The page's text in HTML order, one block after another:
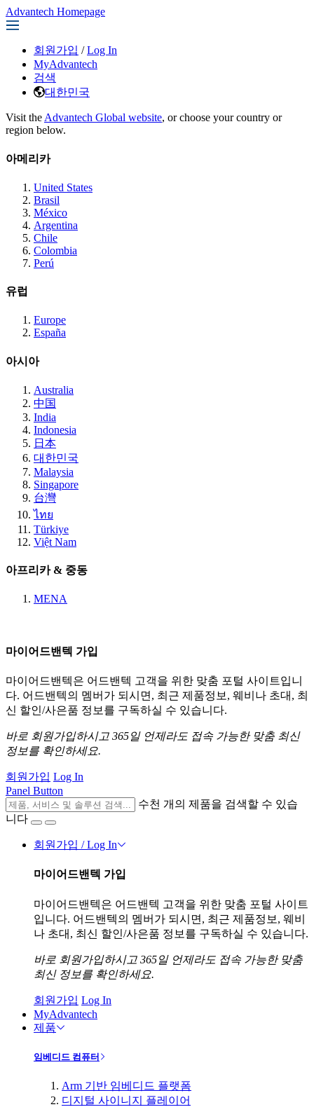
Advantech Homepage
회원가입 / Log In
MyAdvantech
검색
대한민국
Visit the Advantech Global website, or choose your country or
region below.
아메리카
United States
Brasil
México
Argentina
Chile
Colombia
Perú
유럽
Europe
España
아시아
Australia
中国
India
Indonesia
日本
대한민국
Malaysia
Singapore
台灣
ไทย
Türkiye
Việt Nam
아프리카 & 중동
MENA
마이어드밴텍 가입
마이어드밴텍은 어드밴텍 고객을 위한 맞춤 포털 사이트입니
다. 어드밴텍의 멤버가 되시면, 최근 제품정보, 웨비나 초대, 최
신 할인/사은품 정보를 구독하실 수 있습니다.
바로 회원가입하시고 365일 언제라도 접속 가능한 맞춤 최신
정보를 확인하세요.
회원가입 Log In
Panel Button
수천 개의 제품을 검색할 수 있습
니다
회원가입 / Log In
마이어드밴텍 가입
마이어드밴텍은 어드밴텍 고객을 위한 맞춤 포털 사이트
입니다. 어드밴텍의 멤버가 되시면, 최근 제품정보, 웨비
나 초대, 최신 할인/사은품 정보를 구독하실 수 있습니다.
바로 회원가입하시고 365일 언제라도 접속 가능한 맞춤
최신 정보를 확인하세요.
회원가입 Log In
MyAdvantech
제품
임베디드 컴퓨터
Arm 기반 임베디드 플랫폼
디지털 사이니지 플레이어